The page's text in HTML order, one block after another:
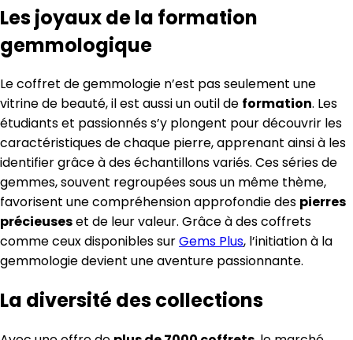
Les joyaux de la formation
gemmologique
Le coffret de gemmologie n’est pas seulement une
vitrine de beauté, il est aussi un outil de formation. Les
étudiants et passionnés s’y plongent pour découvrir les
caractéristiques de chaque pierre, apprenant ainsi à les
identifier grâce à des échantillons variés. Ces séries de
gemmes, souvent regroupées sous un même thème,
favorisent une compréhension approfondie des pierres
précieuseset de leur valeur. Grâce à des coffrets
comme ceux disponibles surGems Plus, l’initiation à la
gemmologie devient une aventure passionnante.
La diversité des collections